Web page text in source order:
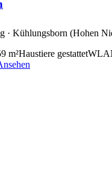
· Kühlungsborn (Hohen
m²Haustiere gestattet